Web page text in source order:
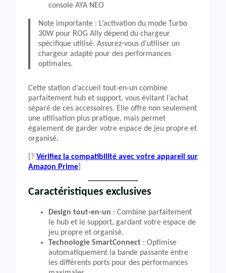
console AYA NEO
Note importante : L’activation du mode Turbo
30W pour ROG Ally dépend du chargeur
spécifique utilisé. Assurez-vous d’utiliser un
chargeur adapté pour des performances
optimales.
Cette station d’accueil tout-en-un combine
parfaitement hub et support, vous évitant l’achat
séparé de ces accessoires. Elle offre non seulement
une utilisation plus pratique, mais permet
également de garder votre espace de jeu propre et
organisé.
[? Vérifiez la compatibilité avec votre appareil sur
Amazon Prime
Caractéristiques exclusives
Design tout-en-un : Combine parfaitement
le hub et le support, gardant votre espace de
jeu propre et organisé.
Technologie SmartConnect : Optimise
automatiquement la bande passante entre
les différents ports pour des performances